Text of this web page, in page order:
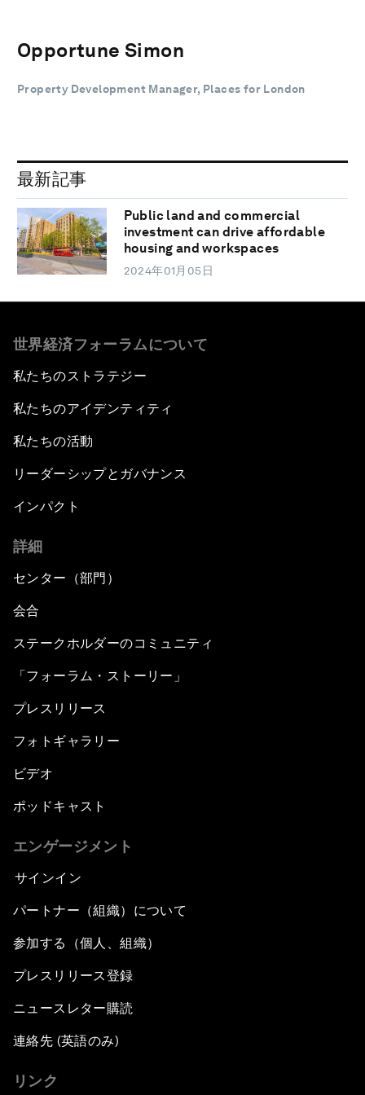
Opportune Simon
Property Development Manager, Places for London
最新記事
Public land and commercial
investment can drive affordable
housing and workspaces
2024年01月05日
世界経済フォーラムについて
私たちのストラテジー
私たちのアイデンティティ
私たちの活動
リーダーシップとガバナンス
インパクト
詳細
センター（部門）
会合
ステークホルダーのコミュニティ
「フォーラム・ストーリー」
プレスリリース
フォトギャラリー
ビデオ
ポッドキャスト
エンゲージメント
サインイン
パートナー（組織）について
参加する（個人、組織）
プレスリリース登録
ニュースレター購読
連絡先 (英語のみ)
リンク